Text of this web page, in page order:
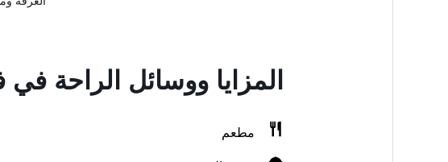
المزايا ووسائل الراحة في فندق 25 آورز ذا
مطعم